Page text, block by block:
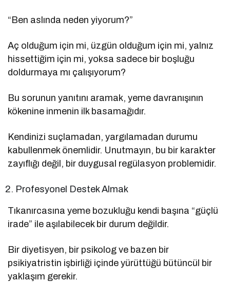
“Ben aslında neden yiyorum?”
Aç olduğum için mi, üzgün olduğum için mi, yalnız
hissettiğim için mi, yoksa sadece bir boşluğu
doldurmaya mı çalışıyorum?
Bu sorunun yanıtını aramak, yeme davranışının
kökenine inmenin ilk basamağıdır.
Kendinizi suçlamadan, yargılamadan durumu
kabullenmek önemlidir. Unutmayın, bu bir karakter
zayıflığı değil, bir duygusal regülasyon problemidir.
Profesyonel Destek Almak
Tıkanırcasına yeme bozukluğu kendi başına “güçlü
irade” ile aşılabilecek bir durum değildir.
Bir diyetisyen, bir psikolog ve bazen bir
psikiyatristin işbirliği içinde yürüttüğü bütüncül bir
yaklaşım gerekir.